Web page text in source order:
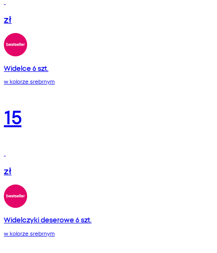
zł
Widelce 6 szt.
w kolorze srebrnym
15
zł
Widelczyki deserowe 6 szt.
w kolorze srebrnym